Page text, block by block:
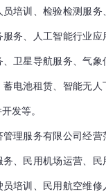
员培训、检验检测服
务、人工智能行业应
卫星导航服务、气
电池租赁、智能无人
发等。
管理服务有限公司经
、民用机场运营、民
员培训、民用航空维